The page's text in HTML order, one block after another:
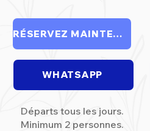
RÉSERVEZ MAINTENANT
WHATSAPP
Départs tous les jours.
Minimum 2 personnes.